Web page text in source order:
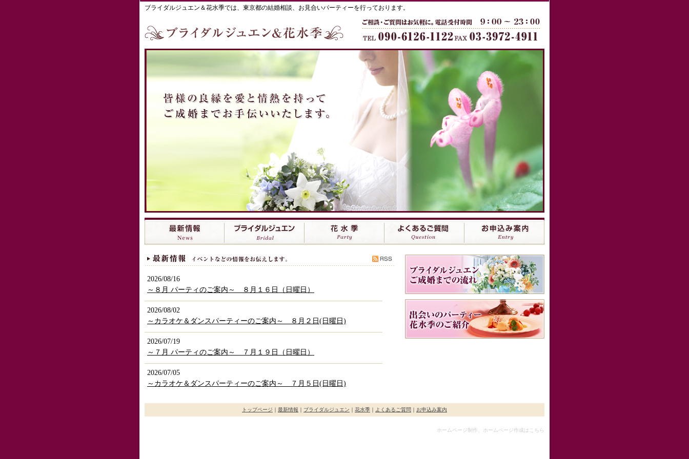
ブライダルジュエン＆花水季では、東京都の結婚相談、お見合いパーティーを行っております。
2026/08/16
～８月 パーティのご案内～ ８月１６日（日曜日）
2026/08/02
～カラオケ＆ダンスパーティーのご案内～ ８月２日(日曜日)
2026/07/19
～７月 パーティのご案内～ ７月１９日（日曜日）
2026/07/05
～カラオケ＆ダンスパーティーのご案内～ ７月５日(日曜日)
2026/06/21
６月パーティ（３１周年記念のリベンジです）
トップページ ｜ 最新情報 ｜ ブライダルジュエン ｜ 花水季 ｜ よくあるご質問 ｜ お申込み案内
ホームページ制作、ホームページ作成はこちら